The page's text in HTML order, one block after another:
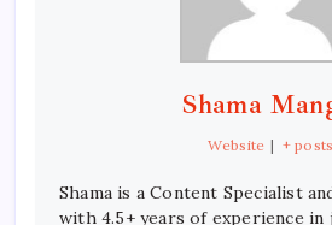
Shama
Website | + posts
Shama is a Content Specialist
with 4.5+ years of experience in